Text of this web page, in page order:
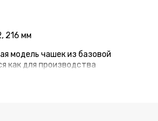
216 мм
модель чашек из базовой
как для производства
Обеспечивает изделию
форму. Конструктивные